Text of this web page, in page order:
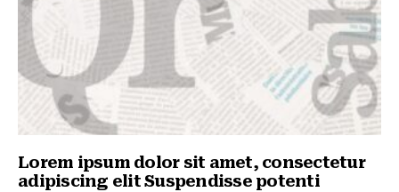
Lorem ipsum dolor sit amet, consectetur
adipiscing elit Suspendisse potenti